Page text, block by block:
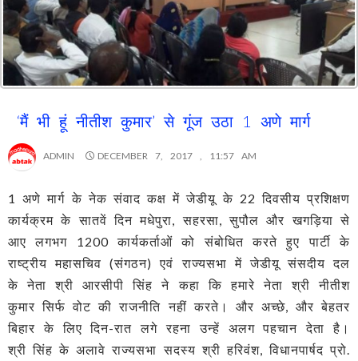
‘मैं भी हूं नीतीश कुमार’ से गूंज उठा 1 अणे मार्ग
ADMIN DECEMBER 7, 2017 , 11:57 AM
1 अणे मार्ग के नेक संवाद कक्ष में जेडीयू के 22 दिवसीय प्रशिक्षण
कार्यक्रम के सातवें दिन मधेपुरा, सहरसा, सुपौल और खगड़िया से
आए लगभग 1200 कार्यकर्ताओं को संबोधित करते हुए पार्टी के
राष्ट्रीय महासचिव (संगठन) एवं राज्यसभा में जेडीयू संसदीय दल
के नेता श्री आरसीपी सिंह ने कहा कि हमारे नेता श्री नीतीश
कुमार सिर्फ वोट की राजनीति नहीं करते। और अच्छे, और बेहतर
बिहार के लिए दिन-रात लगे रहना उन्हें अलग पहचान देता है।
श्री सिंह के अलावे राज्यसभा सदस्य श्री हरिवंश, विधानपार्षद प्रो.